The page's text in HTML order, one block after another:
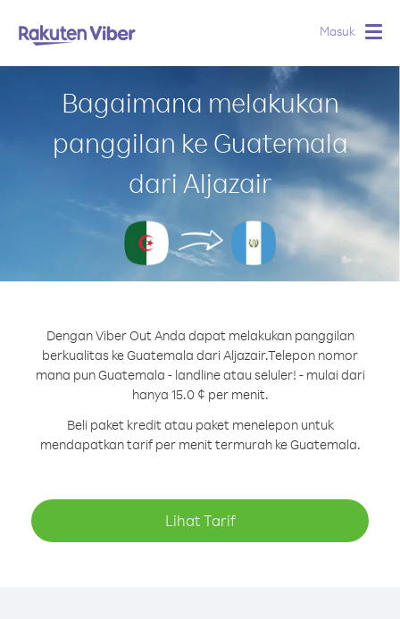
Masuk
Bagaimana melakukan
panggilan ke Guatemala
dari Aljazair
Dengan Viber Out Anda dapat melakukan panggilan
berkualitas ke Guatemala dari Aljazair.Telepon nomor
mana pun Guatemala - landline atau seluler! - mulai dari
hanya 15.0 ¢ per menit.
Beli paket kredit atau paket menelepon untuk
mendapatkan tarif per menit termurah ke Guatemala.
Lihat Tarif